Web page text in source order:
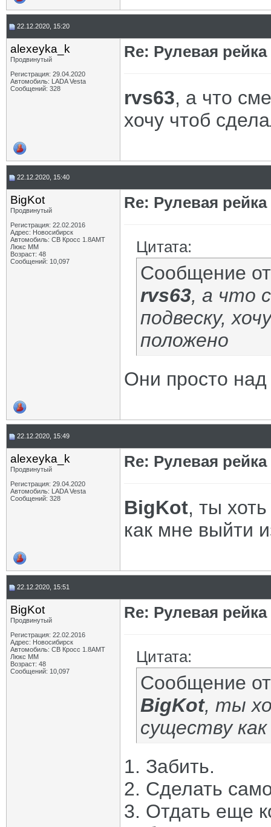
22.12.2020, 15:20
alexeyka_k
Продвинутый
Регистрация: 29.04.2020
Автомобиль: LADA Vesta
Сообщений: 328
Re: Рулевая рейка
rvs63, а что
хочу чтоб
22.12.2020, 15:40
BigKot
Продвинутый
Регистрация: 22.02.2016
Адрес: Новосибирск
Автомобиль: СВ Кросс 1.8АМТ
Люкс ММ
Возраст: 48
Сообщений: 10,097
Re: Рулевая рейка
Цитата:
Сообщение
rvs63, а что
подвеску,
положено
Они просто
22.12.2020, 15:49
alexeyka_k
Продвинутый
Регистрация: 29.04.2020
Автомобиль: LADA Vesta
Сообщений: 328
Re: Рулевая рейка
BigKot, ты
как мне выйти
22.12.2020, 15:51
BigKot
Продвинутый
Регистрация: 22.02.2016
Адрес: Новосибирск
Автомобиль: СВ Кросс 1.8АМТ
Люкс ММ
Возраст: 48
Сообщений: 10,097
Re: Рулевая рейка
Цитата:
Сообщение
BigKot, ты
существу
1. Забить.
2. Сделать
3. Отдать еще